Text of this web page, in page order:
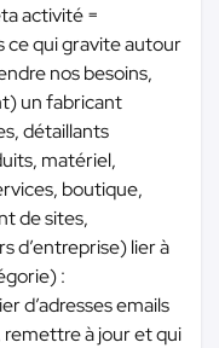
activité =
ce qui gravite autour
nos besoins,
un fabricant
détaillants
matériel,
boutique,
de sites,
d’entreprise) lier à
:
d’adresses emails
remettre à jour et qui